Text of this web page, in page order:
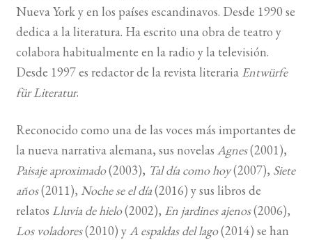
Nueva York y en los países escandinavos. Desde 1990 se
dedica a la literatura. Ha escrito una obra de teatro y
colabora habitualmente en la radio y la televisión.
Desde 1997 es redactor de la revista literaria Entwürfe
für Literatur.
Reconocido como una de las voces más importantes de
la nueva narrativa alemana, sus novelas Agnes(2001),
Paisaje aproximado(2003), Tal día como hoy(2007), Siete
años(2011), Noche se el día(2016) y sus libros de
relatos Lluvia de hielo(2002), En jardines ajenos(2006),
Los voladores(2010) yA espaldas del lago(2014) se han